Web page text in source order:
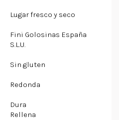
Lugar fresco y seco
Fini Golosinas España
S.L.U.
Sin gluten
Redonda
Dura
Rellena